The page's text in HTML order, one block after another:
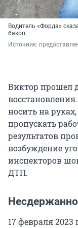
Водитель «Форда»
баков
Источник:
Виктор прошел
носить на
пропускать
результатов
возбуждение
инспекторов
ДТП.
17 февраля